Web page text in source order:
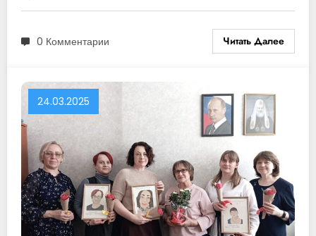
0 Комментарии Читать Далее
24.03.2025